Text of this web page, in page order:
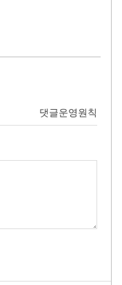
댓글운영원칙